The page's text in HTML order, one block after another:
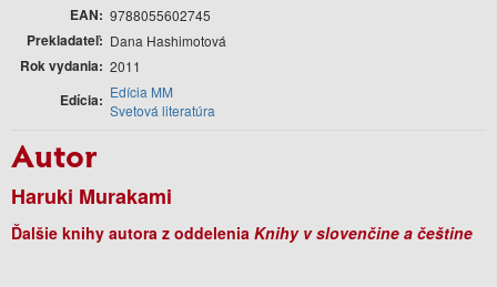
EAN 9788055602745
Prekladateľ Dana Hashimotová
Rok vydania 2011
Edícia
Edícia MM
Svetová literatúra
Autor
Haruki Murakami
Ďalšie knihy autora z oddelenia Knihy v slovenčine a češtine